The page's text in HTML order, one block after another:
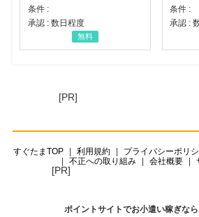
条件 :
承認 : 数日程度
無料
条件 :
承認 :
[PR]
すぐたまTOP 利用規約 プライバシーポリ
不正への取り組み
会社概要
[PR]
ポイントサイトでお小遣い稼ぎなら